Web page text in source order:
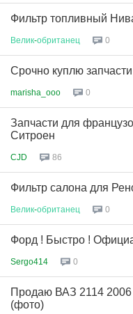
Фильтр топливный
Велик-обританец 0
Срочно куплю
marisha_ooo 0
Запчасти для
Ситроен
CJD 86
Фильтр салона для
Велик-обританец 0
Форд ! Быстро !
Sergo414 0
Продаю ВАЗ 2114 2006
(фото)